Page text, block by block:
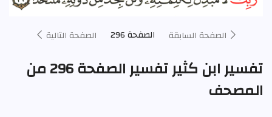
الصفحة السابقة الصفحة 296 الصفحة التالية
تفسير ابن كثير تفسير الصفحة 296 من
المصحف